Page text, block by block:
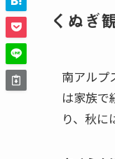
くぬぎ
南アルプ
は家族で
り、秋に